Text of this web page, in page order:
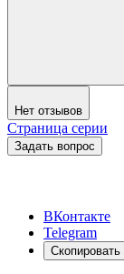
Нет отзывов
Страница серии
Задать вопрос
ВКонтакте
Telegram